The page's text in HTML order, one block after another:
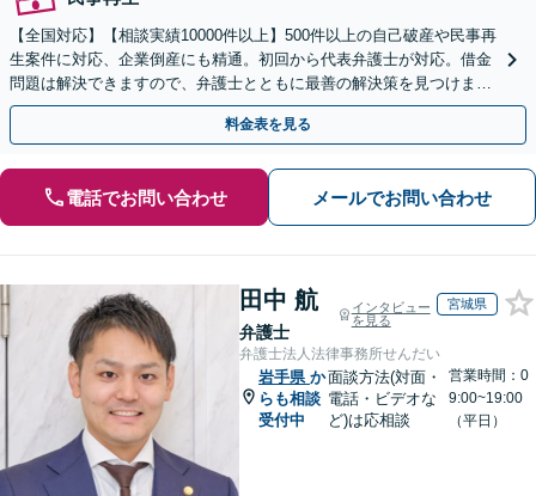
【全国対応】【相談実績10000件以上】500件以上の自己破産や民事再
生案件に対応、企業倒産にも精通。初回から代表弁護士が対応。借金
問題は解決できますので、弁護士とともに最善の解決策を見つけまし
ょう【初回相談無料】【法テラス利用可】
料金表を見る
電話でお問い合わせ メールでお問い合わせ
田中 航
弁護士
インタビュー
を見る
宮城県
弁護士法人法律事務所せんだい
岩手県 か
らも相談
受付中
面談方法(対面・
電話・ビデオな
ど)は応相談
営業時間：0
9:00~19:00
（平日）